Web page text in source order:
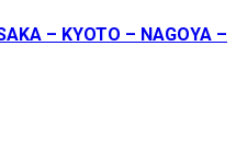
– KYOTO – NAGOYA –